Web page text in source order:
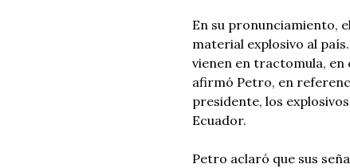
En su pronunciamiento,
material explosivo al
vienen en tractomula, en
afirmó Petro, en
presidente, los
Ecuador.
Petro aclaró que sus